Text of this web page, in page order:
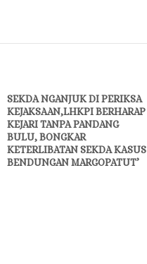
SEKDA NGANJUK DI PERIKSA
KEJAKSAAN,LHKPI BERHARAP
KEJARI TANPA PANDANG
BULU, BONGKAR
KETERLIBATAN SEKDA KASUS
BENDUNGAN MARGOPATUT’